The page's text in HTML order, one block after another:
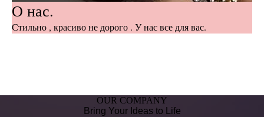
О нас.
Стильно , красиво не дорого . У нас все для вас.
OUR COMPANY
Bring Your Ideas to Life